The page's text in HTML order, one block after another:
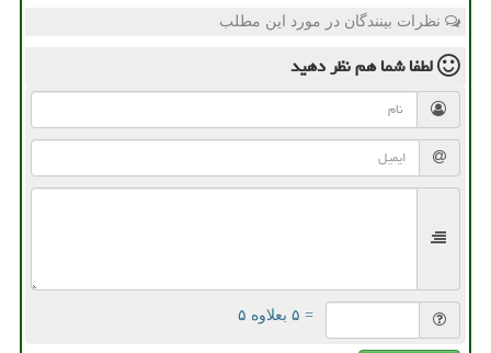
نظرات بینندگان در مورد این مطلب
لطفا شما همنظر دهید
= ۵ بعلاوه ۵